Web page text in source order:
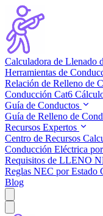
Calculadora de Llenado
Herramientas de
Relación de Relleno de
Conducción Cat6
Guía de Conductos
Guía de Relleno de
Recursos Expertos
Centro de Recursos
Conducción Eléctrica
Requisitos de LLENO
Reglas NEC por Estado
Blog